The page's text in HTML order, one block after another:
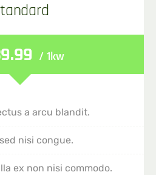
/ 1kw
a arcu blandit.
nisi congue.
ex non nisi commodo.